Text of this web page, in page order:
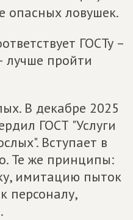
опасных ловушек.
ГОСТу –
лучше пройти
В декабре 2025
ГОСТ "Услуги
Вступает в
Те же принципы:
имитацию пыток
персоналу,